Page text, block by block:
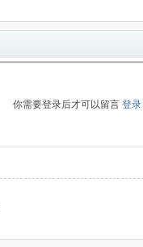
你需要登录后才可以留言 登录|